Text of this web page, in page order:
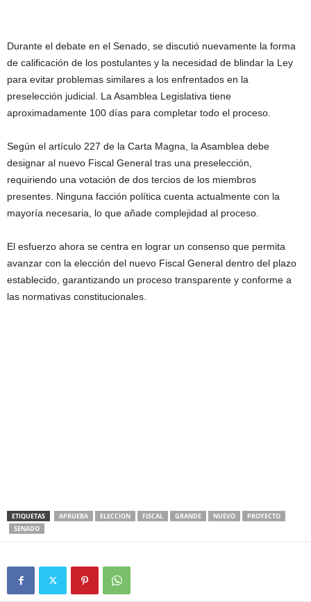
Durante el debate en el Senado, se discutió nuevamente la forma
de calificación de los postulantes y la necesidad de blindar la Ley
para evitar problemas similares a los enfrentados en la
preselección judicial. La Asamblea Legislativa tiene
aproximadamente 100 días para completar todo el proceso.
Según el artículo 227 de la Carta Magna, la Asamblea debe
designar al nuevo Fiscal General tras una preselección,
requiriendo una votación de dos tercios de los miembros
presentes. Ninguna facción política cuenta actualmente con la
mayoría necesaria, lo que añade complejidad al proceso.
El esfuerzo ahora se centra en lograr un consenso que permita
avanzar con la elección del nuevo Fiscal General dentro del plazo
establecido, garantizando un proceso transparente y conforme a
las normativas constitucionales.
ETIQUETAS APRUEBA ELECCION FISCAL GRANDE NUEVO
PROYECTO
SENADO